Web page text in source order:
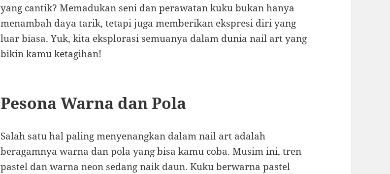
yang cantik? Memadukan seni dan perawatan kuku bukan hanya
menambah daya tarik, tetapi juga memberikan ekspresi diri yang
luar biasa. Yuk, kita eksplorasi semuanya dalam dunia nail art yang
bikin kamu ketagihan!
Pesona Warna dan Pola
Salah satu hal paling menyenangkan dalam nail art adalah
beragamnya warna dan pola yang bisa kamu coba. Musim ini, tren
pastel dan warna neon sedang naik daun. Kuku berwarna pastel